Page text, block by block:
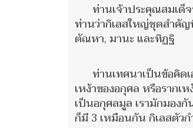
ท่านเจ้าประคุณสมเด็
ท่านว่ากิเลสใหญ่ชุดสำคั
ตัณหา, มานะ และทิฏฐิ
ท่านเทศนาเป็นข้อคิด
เหง้าของอกุศล หรือรากเ
เป็นอกุศลมูล เรามักมอง
ก็มี 3 เหมือนกัน กิเลสตัว